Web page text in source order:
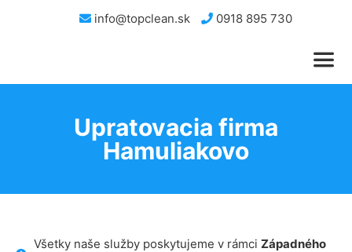
info@topclean.sk 0918 895 730
Upratovacia firma
Hamuliakovo
Všetky naše služby poskytujeme v rámci Západného